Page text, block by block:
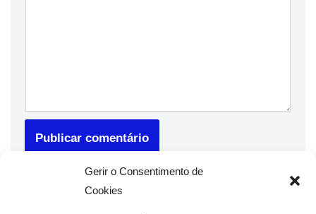
Gerir o Consentimento de
Cookies